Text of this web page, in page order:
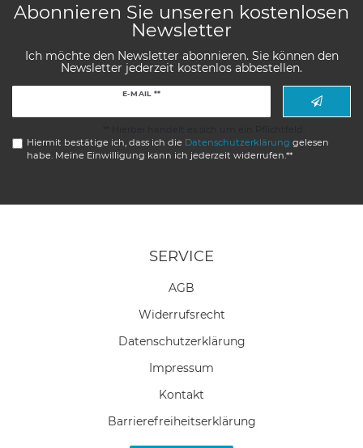
Abonnieren Sie unseren kostenlosen
Newsletter
Ich möchte den Newsletter abonnieren. Sie können den
Newsletter jederzeit kostenlos abbestellen.
E-MAIL **
Hiermit bestätige ich, dass ich die Daten­schutz­erklärung gelesen
habe. Meine Einwilligung kann ich jederzeit widerrufen.**
SERVICE
AGB
Widerrufs­recht
Daten­schutz­erklärung
Impressum
Kontakt
Barrierefreiheitserklärung